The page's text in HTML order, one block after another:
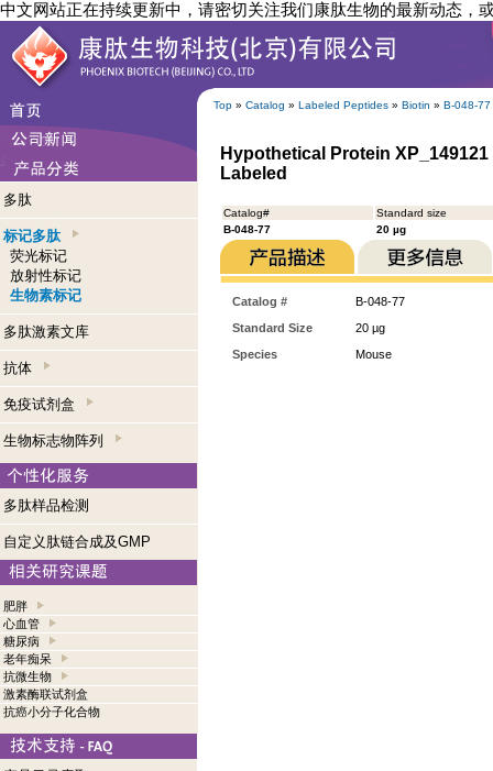
中文网站正在持续更新中，请密切关注我们康肽生物的最新动态，
Top » Catalog » Labeled Peptides » Biotin » B-048-77
多肽
标记多肽
荧光标记
放射性标记
生物素标记
多肽激素文库
抗体
免疫试剂盒
生物标志物阵列
多肽样品检测
自定义肽链合成及GMP
肥胖
心血管
糖尿病
老年痴呆
抗微生物
激素酶联试剂盒
抗癌小分子化合物
Hypothetical Protein
Labeled
Catalog#
Standard size
B-048-77
20 µg
Catalog #
B-048-77
Standard Size
20 µg
Species
Mouse